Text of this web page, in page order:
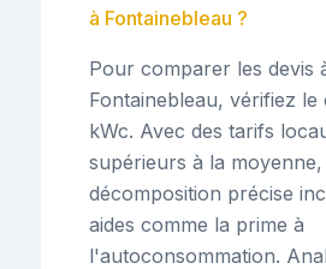
à Fontainebleau ?
Pour comparer les devis
Fontainebleau, vérifiez
kWc. Avec des tarifs
supérieurs à la
décomposition précise
aides comme la prime à
l'autoconsommation.